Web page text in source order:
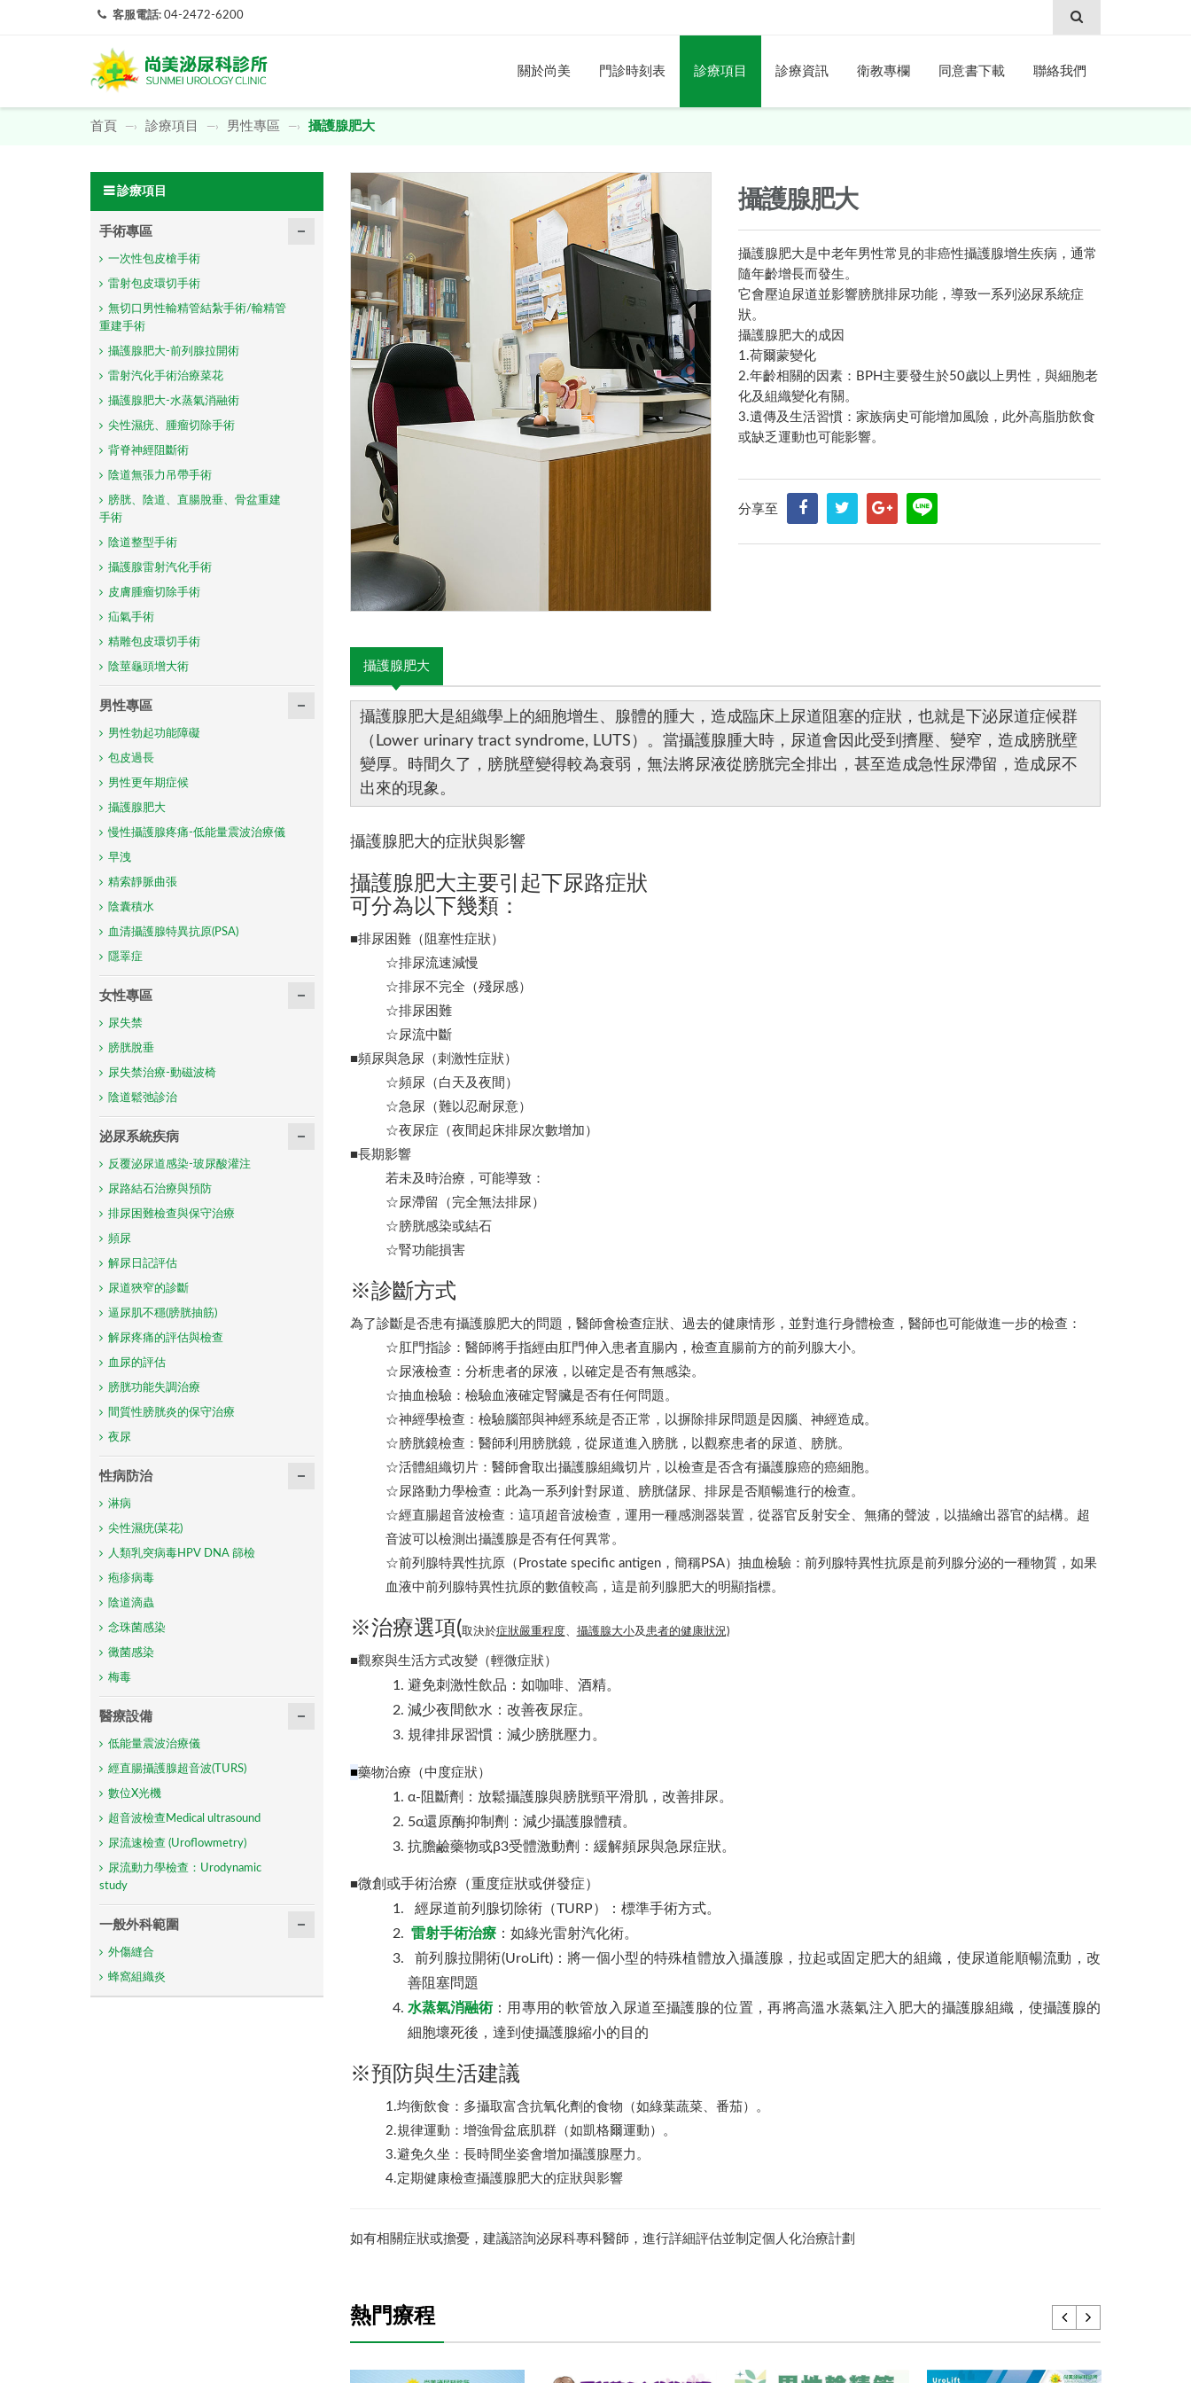
客服電話: 04-2472-6200
關於尚美 門診時刻表 診療項目 診療資訊 衛教專欄 同意書下載 聯絡我們
首頁 —› 診療項目 —› 男性專區 —› 攝護腺肥大
攝護腺肥大
攝護腺肥大是中老年男性常見的非癌性攝護腺增生疾病，通常
隨年齡增長而發生。
它會壓迫尿道並影響膀胱排尿功能，導致一系列泌尿系統症
狀。
攝護腺肥大的成因
1.荷爾蒙變化
2.年齡相關的因素：BPH主要發生於50歲以上男性，與細胞老
化及組織變化有關。
3.遺傳及生活習慣：家族病史可能增加風險，此外高脂肪飲食
或缺乏運動也可能影響。
分享至
攝護腺肥大
攝護腺肥大是組織學上的細胞增生、腺體的腫大，造成臨床上尿道阻塞的症狀，也就是下泌尿道症候群
（Lower urinary tract syndrome, LUTS）。當攝護腺腫大時，尿道會因此受到擠壓、變窄，造成膀胱壁
變厚。時間久了，膀胱壁變得較為衰弱，無法將尿液從膀胱完全排出，甚至造成急性尿滯留，造成尿不
出來的現象。
攝護腺肥大的症狀與影響
攝護腺肥大主要引起下尿路症狀
可分為以下幾類：
■排尿困難（阻塞性症狀）
☆排尿流速減慢
☆排尿不完全（殘尿感）
☆排尿困難
☆尿流中斷
■頻尿與急尿（刺激性症狀）
☆頻尿（白天及夜間）
☆急尿（難以忍耐尿意）
☆夜尿症（夜間起床排尿次數增加）
■長期影響
若未及時治療，可能導致：
☆尿滯留（完全無法排尿）
☆膀胱感染或結石
☆腎功能損害
※診斷方式
為了診斷是否患有攝護腺肥大的問題，醫師會檢查症狀、過去的健康情形，並對進行身體檢查，醫師也可能做進一步的檢查：
☆肛門指診：醫師將手指經由肛門伸入患者直腸內，檢查直腸前方的前列腺大小。
☆尿液檢查：分析患者的尿液，以確定是否有無感染。
☆抽血檢驗：檢驗血液確定腎臟是否有任何問題。
☆神經學檢查：檢驗腦部與神經系統是否正常，以摒除排尿問題是因腦、神經造成。
☆膀胱鏡檢查：醫師利用膀胱鏡，從尿道進入膀胱，以觀察患者的尿道、膀胱。
☆活體組織切片：醫師會取出攝護腺組織切片，以檢查是否含有攝護腺癌的癌細胞。
☆尿路動力學檢查：此為一系列針對尿道、膀胱儲尿、排尿是否順暢進行的檢查。
☆經直腸超音波檢查：這項超音波檢查，運用一種感測器裝置，從器官反射安全、無痛的聲波，以描繪出器官的結構。超
音波可以檢測出攝護腺是否有任何異常。
☆前列腺特異性抗原（Prostate specific antigen，簡稱PSA）抽血檢驗：前列腺特異性抗原是前列腺分泌的一種物質，如果
血液中前列腺特異性抗原的數值較高，這是前列腺肥大的明顯指標。
※治療選項(取決於症狀嚴重程度、 攝護腺大小及患者的健康狀況)
■觀察與生活方式改變（輕微症狀）
避免刺激性飲品：如咖啡、酒精。
減少夜間飲水：改善夜尿症。
規律排尿習慣：減少膀胱壓力。
■藥物治療（中度症狀）
α-阻斷劑：放鬆攝護腺與膀胱頸平滑肌，改善排尿。
5α還原酶抑制劑：減少攝護腺體積。
抗膽鹼藥物或β3受體激動劑：緩解頻尿與急尿症狀。
■微創或手術治療（重度症狀或併發症）
經尿道前列腺切除術（TURP）：標準手術方式。
雷射手術治療：如綠光雷射汽化術。
前列腺拉開術(UroLift)：將一個小型的特殊植體放入攝護腺，拉起或固定肥大的組織，使尿道能順暢流動，改
善阻塞問題
水蒸氣消融術：用專用的軟管放入尿道至攝護腺的位置，再將高溫水蒸氣注入肥大的攝護腺組織，使攝護腺的
細胞壞死後，達到使攝護腺縮小的目的
※預防與生活建議
1.均衡飲食：多攝取富含抗氧化劑的食物（如綠葉蔬菜、番茄）。
2.規律運動：增強骨盆底肌群（如凱格爾運動）。
3.避免久坐：長時間坐姿會增加攝護腺壓力。
4.定期健康檢查攝護腺肥大的症狀與影響
如有相關症狀或擔憂，建議諮詢泌尿科專科醫師，進行詳細評估並制定個人化治療計劃
熱門療程
診療項目
手術專區
一次性包皮槍手術
雷射包皮環切手術
無切口男性輸精管結紮手術/輸精管
重建手術
攝護腺肥大-前列腺拉開術
雷射汽化手術治療菜花
攝護腺肥大-水蒸氣消融術
尖性濕疣、腫瘤切除手術
背脊神經阻斷術
陰道無張力吊帶手術
膀胱、陰道、直腸脫垂、骨盆重建
手術
陰道整型手術
攝護腺雷射汽化手術
皮膚腫瘤切除手術
疝氣手術
精雕包皮環切手術
陰莖龜頭增大術
男性專區
男性勃起功能障礙
包皮過長
男性更年期症候
攝護腺肥大
慢性攝護腺疼痛-低能量震波治療儀
早洩
精索靜脈曲張
陰囊積水
血清攝護腺特異抗原(PSA)
隱睪症
女性專區
尿失禁
膀胱脫垂
尿失禁治療-動磁波椅
陰道鬆弛診治
泌尿系統疾病
反覆泌尿道感染-玻尿酸灌注
尿路結石治療與預防
排尿困難檢查與保守治療
頻尿
解尿日記評估
尿道狹窄的診斷
逼尿肌不穩(膀胱抽筋)
解尿疼痛的評估與檢查
血尿的評估
膀胱功能失調治療
間質性膀胱炎的保守治療
夜尿
性病防治
淋病
尖性濕疣(菜花)
人類乳突病毒HPV DNA 篩檢
疱疹病毒
陰道滴蟲
念珠菌感染
黴菌感染
梅毒
醫療設備
低能量震波治療儀
經直腸攝護腺超音波(TURS)
數位X光機
超音波檢查Medical ultrasound
尿流速檢查 (Uroflowmetry)
尿流動力學檢查：Urodynamic
study
一般外科範圍
外傷縫合
蜂窩組織炎